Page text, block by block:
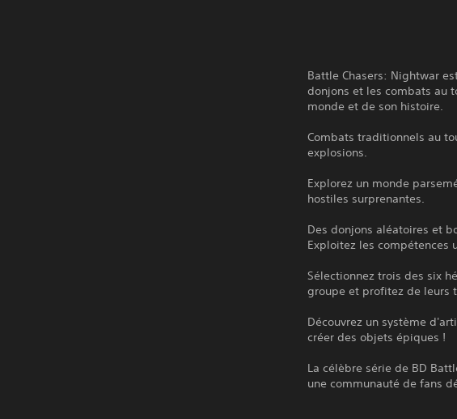
Battle Chasers: Nightwar
donjons et les combats au
monde et de son histoire.
Combats traditionnels au
explosions.
Explorez un monde
hostiles surprenantes.
Des donjons aléatoires et
Exploitez les compétences
Sélectionnez trois des six
groupe et profitez de leurs
Découvrez un système
créer des objets épiques !
La célèbre série de BD
une communauté de fans